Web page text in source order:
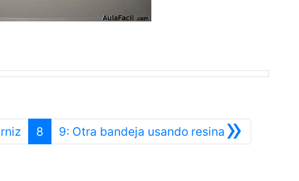
Anterior
8 »
9: Otra bandeja usando resina Siguiente